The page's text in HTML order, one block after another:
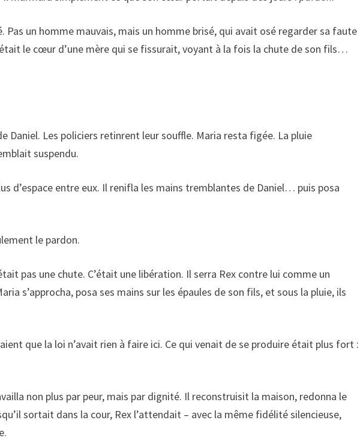
Pas un homme mauvais, mais un homme brisé, qui avait osé regarder sa faute
le cœur d’une mère qui se fissurait, voyant à la fois la chute de son fils…
Daniel. Les policiers retinrent leur souffle. Maria resta figée. La pluie
suspendu.
d’espace entre eux. Il renifla les mains tremblantes de Daniel… puis posa
le pardon.
pas une chute. C’était une libération. Il serra Rex contre lui comme un
s’approcha, posa ses mains sur les épaules de son fils, et sous la pluie, ils
que la loi n’avait rien à faire ici. Ce qui venait de se produire était plus fort :
non plus par peur, mais par dignité. Il reconstruisit la maison, redonna le
sortait dans la cour, Rex l’attendait – avec la même fidélité silencieuse,